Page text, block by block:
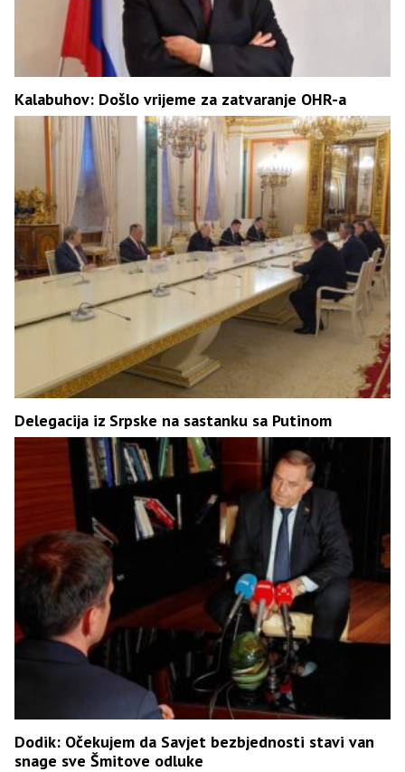
Kalabuhov: Došlo vrijeme za zatvaranje OHR-a
Delegacija iz Srpske na sastanku sa Putinom
Dodik: Očekujem da Savjet bezbjednosti stavi van
snage sve Šmitove odluke